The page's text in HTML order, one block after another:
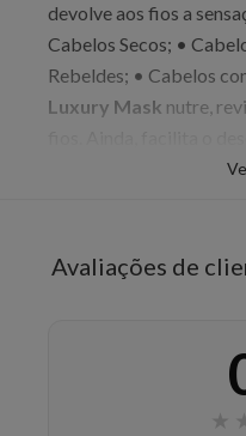
devolve aos fios a
Cabelos Secos; •
Rebeldes; • Cabelos
Luxury Mask nutre,
Benefícios:
fórmula conta com
Nutri
cutícula macia e lisa,
Avaliações de